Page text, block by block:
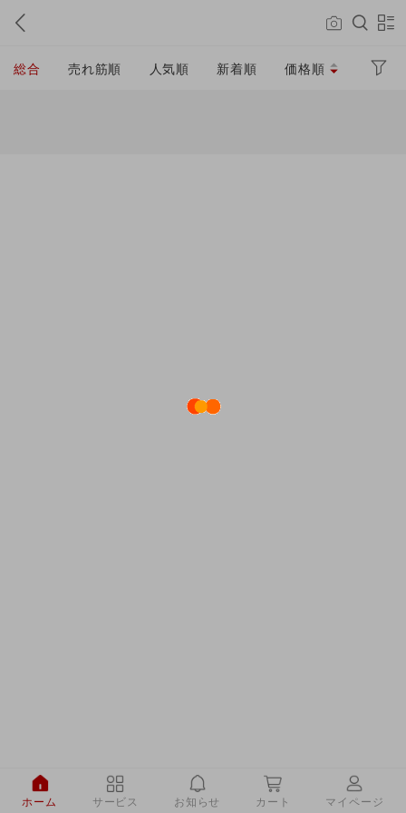
総合 売れ筋順 人気順 新着順 価格順
ホーム サービス お知らせ カート マイページ